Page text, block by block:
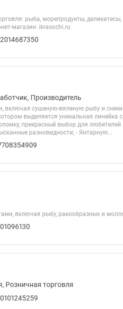
рыба, морепродукты,
магазин: ikrasochi.ru
Производитель
включая сушеную-вяленую рыбу и
выделяется уникальная линейка
прекрасный выбор для любителей
разновидности; - Янтарную...
включая рыбу, ракообразных и
Розничная торговля